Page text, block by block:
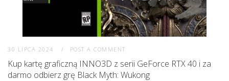
30 LIPCA 2024 POST A COMMENT
Kup kartę graficzną INNO3D z serii GeForce RTX 40 i za
darmo odbierz grę Black Myth: Wukong